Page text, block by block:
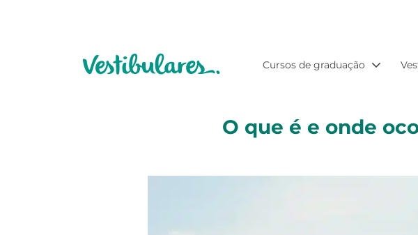
Cursos de graduação
O que é e onde